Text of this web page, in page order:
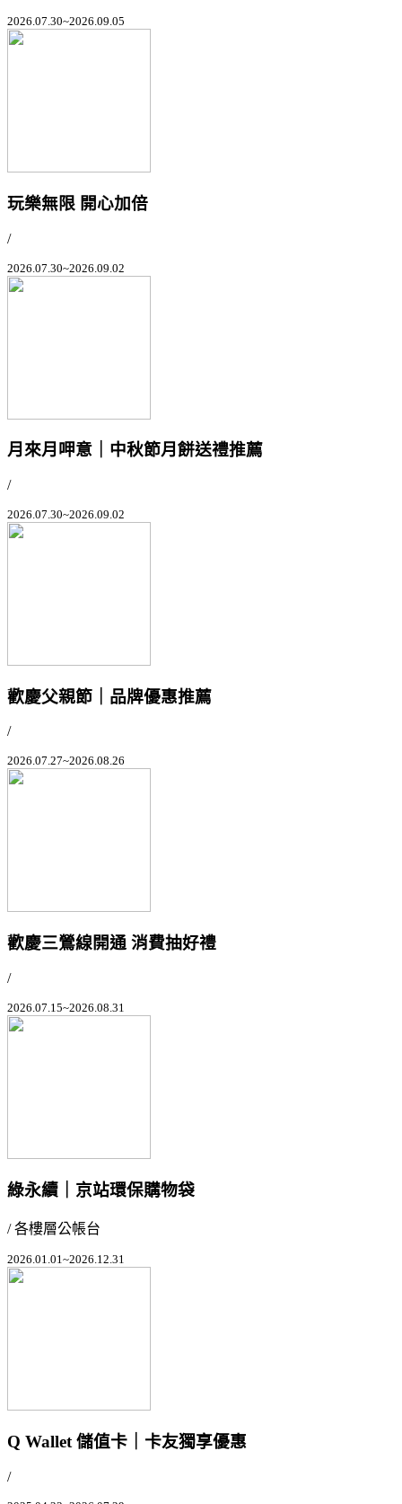
2026.07.30~2026.09.05
玩樂無限 開心加倍
/
2026.07.30~2026.09.02
月來月呷意｜中秋節月餅送禮推薦
/
2026.07.30~2026.09.02
歡慶父親節｜品牌優惠推薦
/
2026.07.27~2026.08.26
歡慶三鶯線開通 消費抽好禮
/
2026.07.15~2026.08.31
綠永續｜京站環保購物袋
/ 各樓層公帳台
2026.01.01~2026.12.31
Q Wallet 儲值卡｜卡友獨享優惠
/